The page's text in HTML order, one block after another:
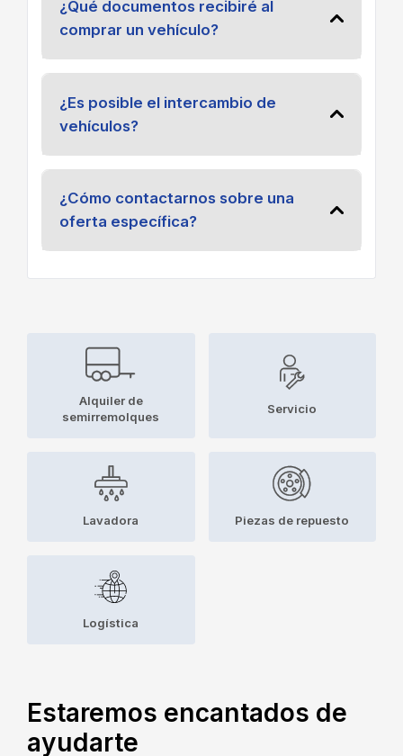
¿Qué documentos recibiré al
comprar un vehículo?
¿Es posible el intercambio de
vehículos?
¿Cómo contactarnos sobre una
oferta específica?
Alquiler de
semirremolques
Servicio
Lavadora Piezas de repuesto
Logística
Estaremos encantados de
ayudarte